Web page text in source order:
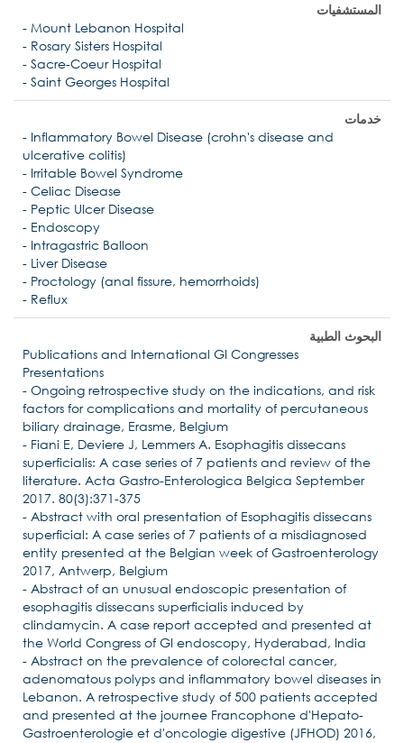
المستشفيات
- Mount Lebanon Hospital
- Rosary Sisters Hospital
- Sacre-Coeur Hospital
- Saint Georges Hospital
خدمات
- Inflammatory Bowel Disease (crohn's disease and
ulcerative colitis)
- Irritable Bowel Syndrome
- Celiac Disease
- Peptic Ulcer Disease
- Endoscopy
- Intragastric Balloon
- Liver Disease
- Proctology (anal fissure, hemorrhoids)
- Reflux
البحوث الطبية
Publications and International GI Congresses
Presentations
- Ongoing retrospective study on the indications, and risk
factors for complications and mortality of percutaneous
biliary drainage, Erasme, Belgium
- Fiani E, Deviere J, Lemmers A. Esophagitis dissecans
superficialis: A case series of 7 patients and review of the
literature. Acta Gastro-Enterologica Belgica September
2017. 80(3):371-375
- Abstract with oral presentation of Esophagitis dissecans
superficial: A case series of 7 patients of a misdiagnosed
entity presented at the Belgian week of Gastroenterology
2017, Antwerp, Belgium
- Abstract of an unusual endoscopic presentation of
esophagitis dissecans superficialis induced by
clindamycin. A case report accepted and presented at
the World Congress of GI endoscopy, Hyderabad, India
- Abstract on the prevalence of colorectal cancer,
adenomatous polyps and inflammatory bowel diseases in
Lebanon. A retrospective study of 500 patients accepted
and presented at the journee Francophone d'Hepato-
Gastroenterologie et d'oncologie digestive (JFHOD) 2016,